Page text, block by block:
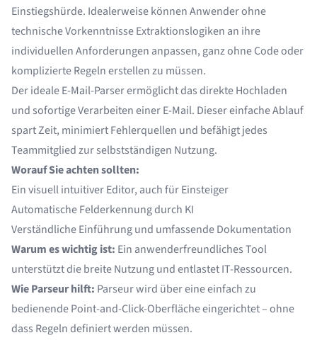
Einstiegshürde. Idealerweise können Anwender ohne
technische Vorkenntnisse Extraktionslogiken an ihre
individuellen Anforderungen anpassen, ganz ohne Code oder
komplizierte Regeln erstellen zu müssen.
Derideale E-Mail-Parserermöglicht das direkte Hochladen
und sofortige Verarbeiten einer E-Mail. Dieser einfache Ablauf
spart Zeit, minimiert Fehlerquellen und befähigt jedes
Teammitglied zur selbstständigen Nutzung.
Worauf Sie achten sollten:
Ein visuell intuitiver Editor, auch für Einsteiger
Automatische Felderkennung durch KI
Verständliche Einführung und umfassende Dokumentation
Warum es wichtig ist: Ein anwenderfreundliches Tool
unterstützt die breite Nutzung und entlastet IT-Ressourcen.
Wie Parseur hilft: Parseur wird über eine einfach zu
bedienende Point-and-Click-Oberfläche eingerichtet – ohne
dass Regeln definiert werden müssen.